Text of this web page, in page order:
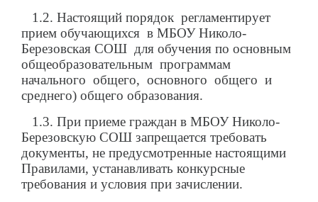
1.2. Настоящий порядок регламентирует
прием обучающихся в МБОУ Николо-
Березовская СОШ для обучения по основным
общеобразовательным программам
начального общего, основного общего и
среднего) общего образования.
1.3. При приеме граждан в МБОУ Николо-
Березовскую СОШ запрещается требовать
документы, не предусмотренные настоящими
Правилами, устанавливать конкурсные
требования и условия при зачислении.